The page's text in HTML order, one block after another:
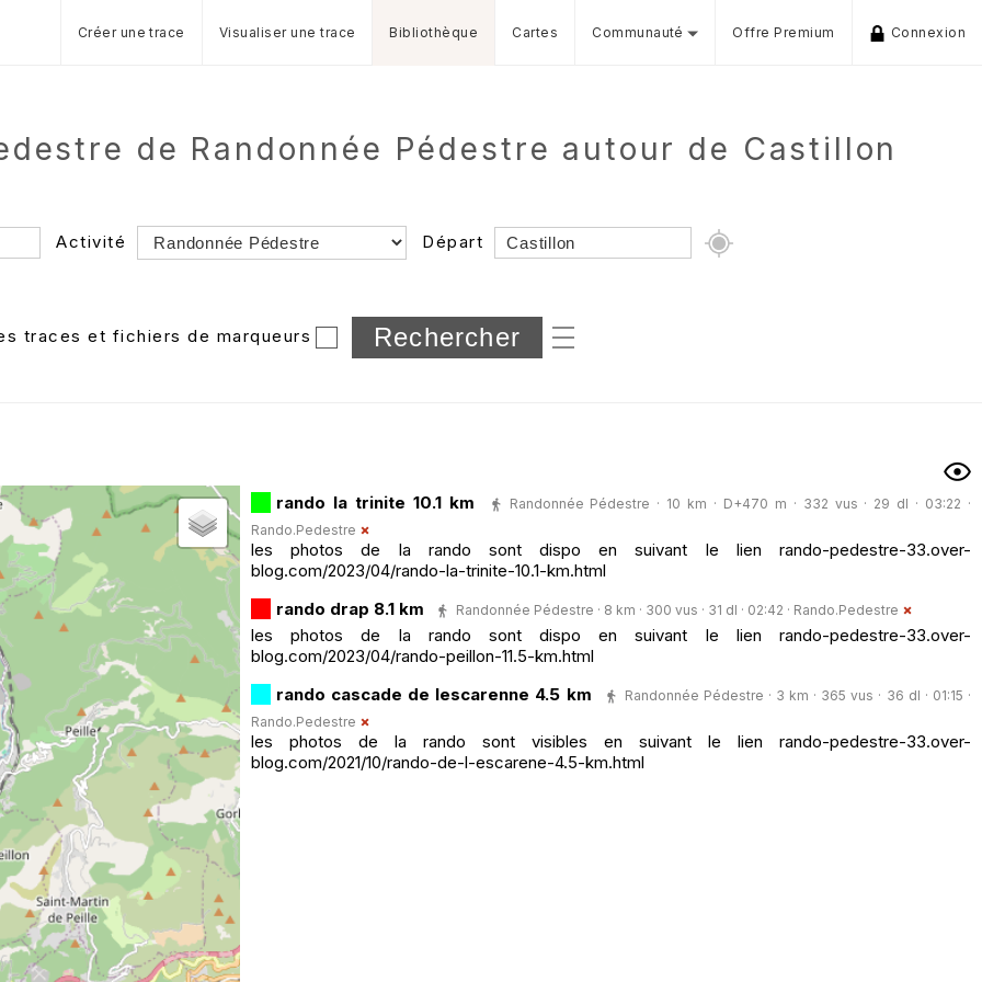
Créer une trace Visualiser une trace Bibliothèque Cartes Communauté Offre Premium Connexion
de Randonnée Pédestre autour de Castillon
Activité Départ
Dossier
et sous-dossiers
traces et fichiers de marqueurs
rando la trinite 10.1 km
Randonnée Pédestre · 10 km · D+470 m · 332 vus · 29 dl · 03:22 ·
Rando.Pedestre
les photos de la rando sont dispo en suivant le lien rando-pedestre-33.over-
blog.com/2023/04/rando-la-trinite-10.1-km.html
rando drap 8.1 km
Randonnée Pédestre · 8 km · 300 vus · 31 dl · 02:42 · Rando.Pedestre
les photos de la rando sont dispo en suivant le lien rando-pedestre-33.over-
blog.com/2023/04/rando-peillon-11.5-km.html
rando cascade de lescarenne 4.5 km
Randonnée Pédestre · 3 km · 365 vus · 36 dl · 01:15 ·
Rando.Pedestre
les photos de la rando sont visibles en suivant le lien rando-pedestre-33.over-
blog.com/2021/10/rando-de-l-escarene-4.5-km.html